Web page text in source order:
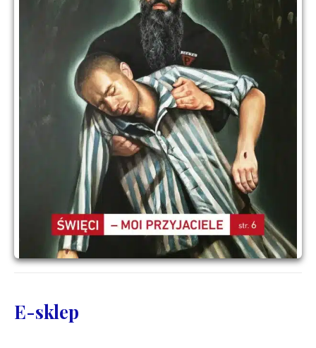
E-sklep